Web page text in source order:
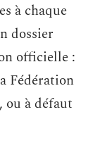
à chaque
dossier
officielle :
Fédération
ou à défaut